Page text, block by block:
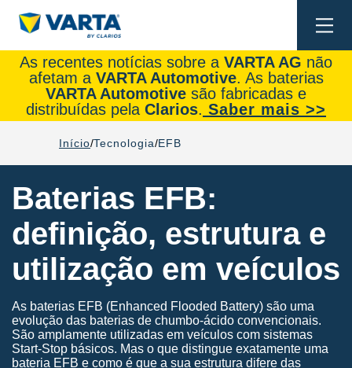
As recentes notícias sobre a VARTA AG não
afetam a VARTA Automotive. As baterias
VARTA Automotive são fabricadas e
distribuídas pela Clarios. Saber mais >>
Início Tecnologia EFB
Baterias EFB:
definição, estrutura e
utilização em veículos
As baterias EFB (Enhanced Flooded Battery) são uma
evolução das baterias de chumbo-ácido convencionais.
São amplamente utilizadas em veículos com sistemas
Start-Stop básicos. Mas o que distingue exatamente uma
bateria EFB e como é que a sua estrutura difere das